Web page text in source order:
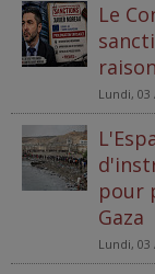
Le
Lundi, 03
pour
Gaza
Lundi, 03